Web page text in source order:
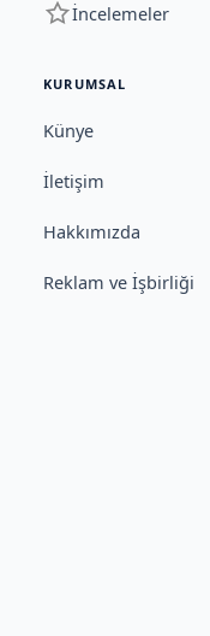
İncelemeler
KURUMSAL
Künye
İletişim
Hakkımızda
Reklam ve İşbirliği